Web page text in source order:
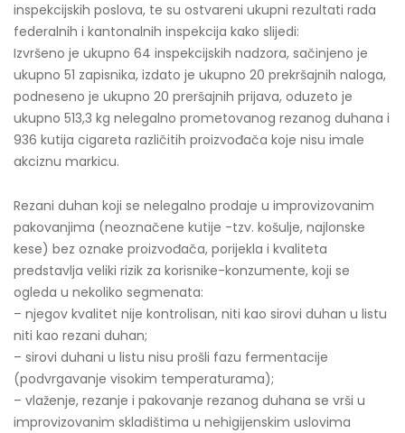
inspekcijskih poslova, te su ostvareni ukupni rezultati rada
federalnih i kantonalnih inspekcija kako slijedi:
Izvršeno je ukupno 64 inspekcijskih nadzora, sačinjeno je
ukupno 51 zapisnika, izdato je ukupno 20 prekršajnih naloga,
podneseno je ukupno 20 preršajnih prijava, oduzeto je
ukupno 513,3 kg nelegalno prometovanog rezanog duhana i
936 kutija cigareta različitih proizvođača koje nisu imale
akciznu markicu.
Rezani duhan koji se nelegalno prodaje u improvizovanim
pakovanjima (neoznačene kutije -tzv. košulje, najlonske
kese) bez oznake proizvođača, porijekla i kvaliteta
predstavlja veliki rizik za korisnike-konzumente, koji se
ogleda u nekoliko segmenata:
– njegov kvalitet nije kontrolisan, niti kao sirovi duhan u listu
niti kao rezani duhan;
– sirovi duhani u listu nisu prošli fazu fermentacije
(podvrgavanje visokim temperaturama);
– vlaženje, rezanje i pakovanje rezanog duhana se vrši u
improvizovanim skladištima u nehigijenskim uslovima